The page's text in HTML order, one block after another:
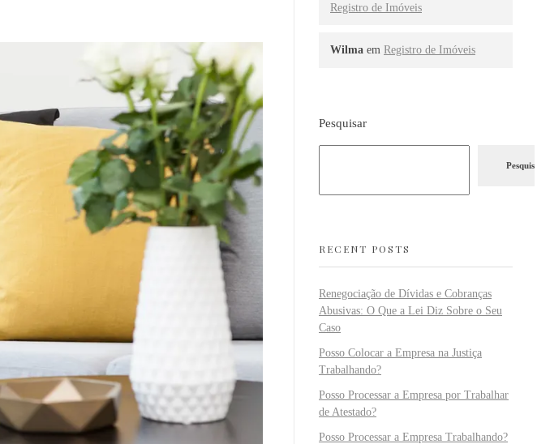
Registro de Imóveis
Wilma em Registro de Imóveis
Pesquisar
RECENT POSTS
Renegociação de Dívidas e Cobranças
Abusivas: O Que a Lei Diz Sobre o Seu
Caso
Posso Colocar a Empresa na Justiça
Trabalhando?
Posso Processar a Empresa por Trabalhar
de Atestado?
Posso Processar a Empresa Trabalhando?